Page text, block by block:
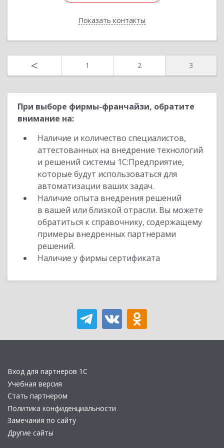
Показать контакты
Назад
< 1 2 3
При выборе фирмы-франчайзи, обратите
внимание на:
Наличие и количество специалистов,
аттестованных на внедрение технологий
и решений системы 1С:Предприятие,
которые будут использоваться для
автоматизации ваших задач.
Наличие опыта внедрения решений
в вашей или близкой отрасли. Вы можете
обратиться к справочнику, содержащему
примеры внедренных партнерами
решений.
Наличие у фирмы сертификата
Вход для партнеров 1С
Учебная версия
Стать партнером
Политика конфиденциальности
Замечания по сайту
Другие сайты